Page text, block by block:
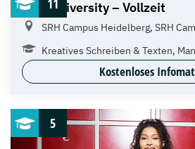
11
SRH University – Vollzeit
SRH Campus Heidelberg, SRH
Kreatives Schreiben & Texten,
Kostenloses
5